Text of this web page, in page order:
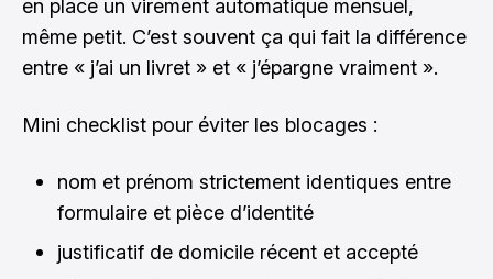
en place un virement automatique mensuel,
même petit. C’est souvent ça qui fait la différence
entre « j’ai un livret » et « j’épargne vraiment ».
Mini checklist pour éviter les blocages :
nom et prénom strictement identiques entre
formulaire et pièce d’identité
justificatif de domicile récent et accepté